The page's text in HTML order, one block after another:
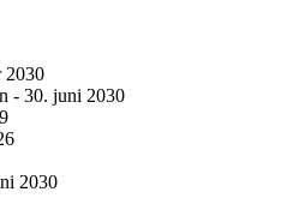
2030
- 30. juni 2030
2030